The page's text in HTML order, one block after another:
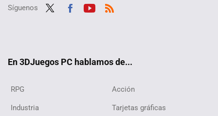
Síguenos
En 3DJuegos PC hablamos de...
RPG Acción
Industria Tarjetas gráficas